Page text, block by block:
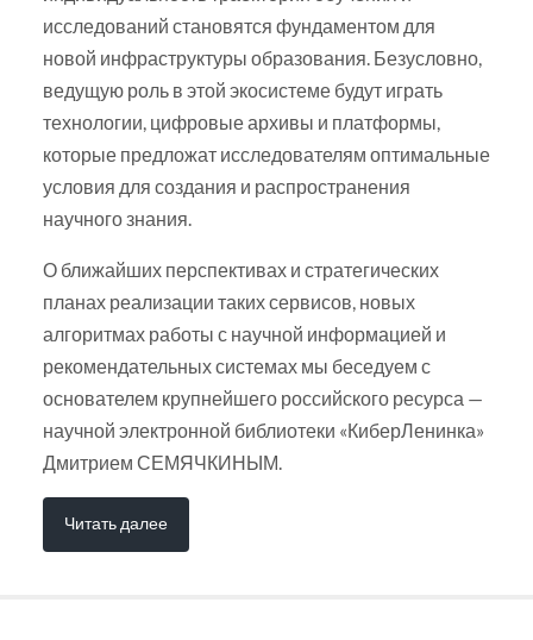
исследований становятся фундаментом для
новой инфраструктуры образования. Безусловно,
ведущую роль в этой экосистеме будут играть
технологии, цифровые архивы и платформы,
которые предложат исследователям оптимальные
условия для создания и распространения
научного знания.
О ближайших перспективах и стратегических
планах реализации таких сервисов, новых
алгоритмах работы с научной информацией и
рекомендательных системах мы беседуем с
основателем крупнейшего российского ресурса —
научной электронной библиотеки «КиберЛенинка»
Дмитрием СЕМЯЧКИНЫМ.
Читать далее